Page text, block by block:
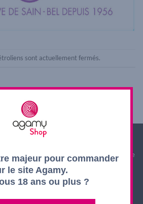
sont actuellement fermés.
de moins de 18 ans. La preuve de majorité de
est exigée au moment de la vente en ligne.
d'alcool est dangereux pour la santé, à
ART. L. 3342-1 et L. 3353-3
majeur pour commander
le site Agamy.
18 ans ou plus ?